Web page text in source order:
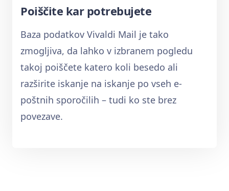
Poiščite kar potrebujete
Baza podatkov Vivaldi Mail je tako
zmogljiva, da lahko v izbranem pogledu
takoj poiščete katero koli besedo ali
razširite iskanje na iskanje po vseh e-
poštnih sporočilih – tudi ko ste brez
povezave.